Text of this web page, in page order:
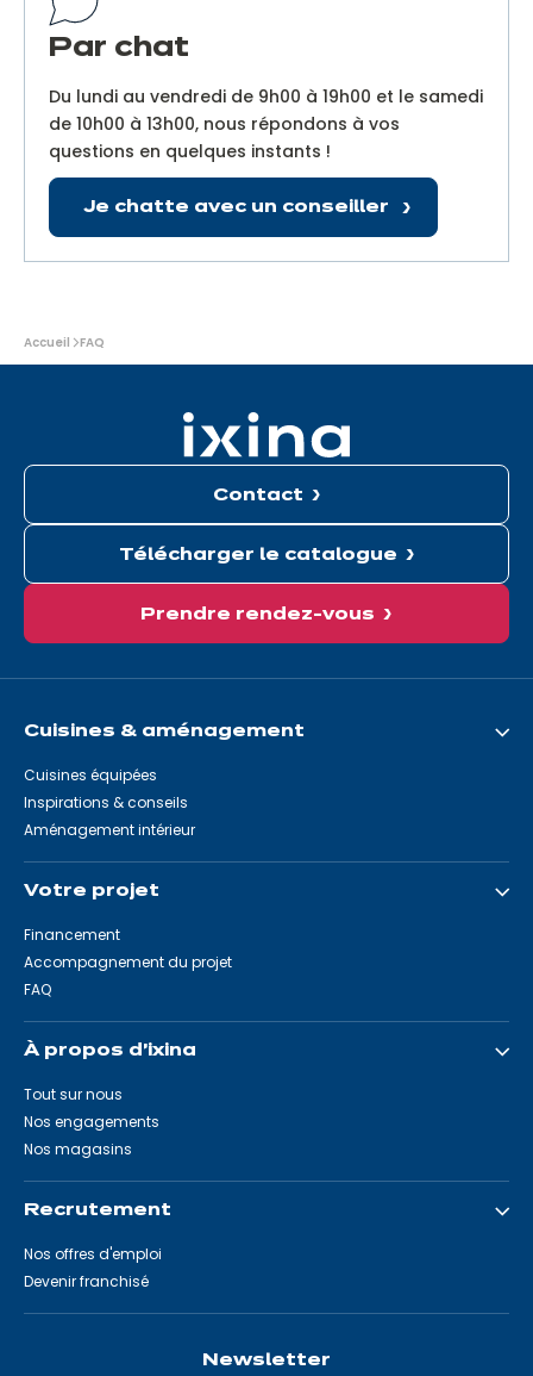
Par chat
Du lundi au vendredi de 9h00 à 19h00 et le samedi
de 10h00 à 13h00, nous répondons à vos
questions en quelques instants !
Je chatte avec un conseiller
Vous
êtes
Accueil FAQ
Contact
Télécharger le catalogue
Prendre rendez-vous
Cuisines & aménagement
Cuisines équipées
Inspirations & conseils
Aménagement intérieur
Votre projet
Financement
Accompagnement du projet
FAQ
À propos d'ixina
Tout sur nous
Nos engagements
Nos magasins
Recrutement
Nos offres d'emploi
Devenir franchisé
Newsletter